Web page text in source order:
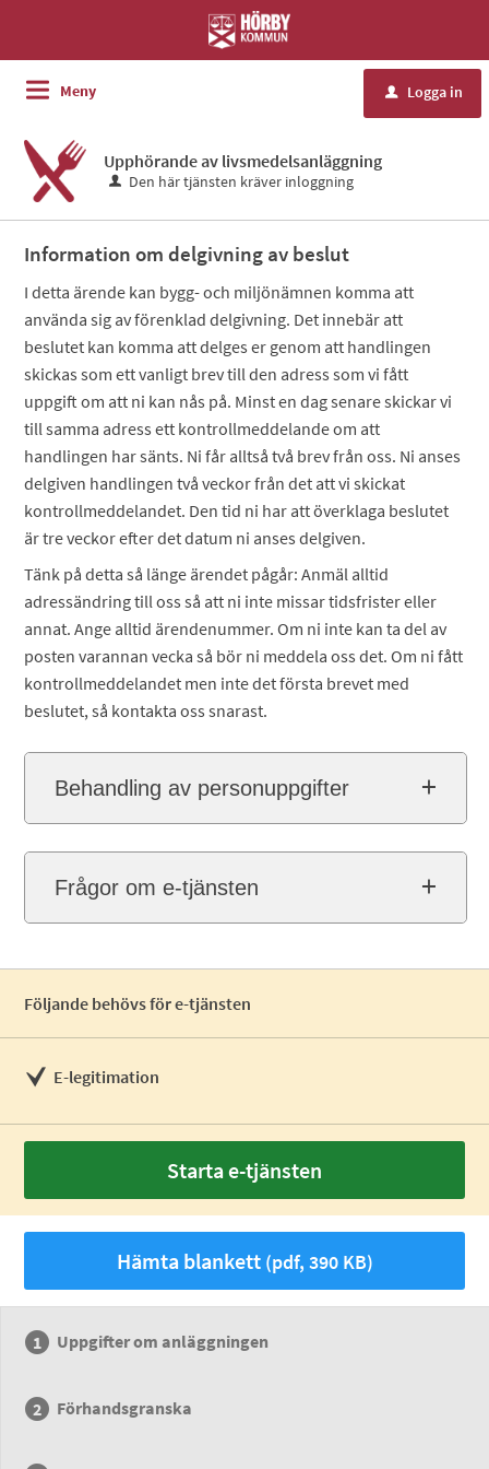
Hörby
kommuns
tjänster
Meny u Logga in
Upphörande av livsmedelsanläggning
Den här tjänsten kräver inloggning
Information om delgivning av beslut
I detta ärende kan bygg- och miljönämnen komma att
använda sig av förenklad delgivning. Det innebär att
beslutet kan komma att delges er genom att handlingen
skickas som ett vanligt brev till den adress som vi fått
uppgift om att ni kan nås på. Minst en dag senare skickar vi
till samma adress ett kontrollmeddelande om att
handlingen har sänts. Ni får alltså två brev från oss. Ni anses
delgiven handlingen två veckor från det att vi skickat
kontrollmeddelandet. Den tid ni har att överklaga beslutet
är tre veckor efter det datum ni anses delgiven.
Tänk på detta så länge ärendet pågår: Anmäl alltid
adressändring till oss så att ni inte missar tidsfrister eller
annat. Ange alltid ärendenummer. Om ni inte kan ta del av
posten varannan vecka så bör ni meddela oss det. Om ni fått
kontrollmeddelandet men inte det första brevet med
beslutet, så kontakta oss snarast.
Behandling av personuppgifter
Frågor om e-tjänsten
Följande behövs för e-tjänsten
E-legitimation
Starta e-tjänsten
Hämta blankett(pdf, 390 KB)
Uppgifter om anläggningen
Förhandsgranska